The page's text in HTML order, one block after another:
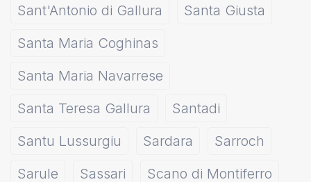
Sant'Antonio di Gallura
Santa Giusta
Santa Maria Coghinas
Santa Maria Navarrese
Santa Teresa Gallura
Santadi
Santu Lussurgiu
Sardara
Sarroch
Sarule
Sassari Scano di Montiferro